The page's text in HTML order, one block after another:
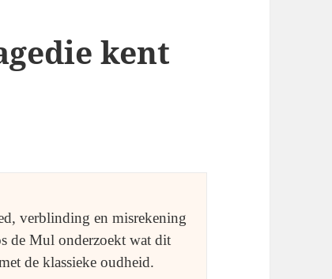
kent
verblinding en misrekening
de Mul onderzoekt wat dit
de klassieke oudheid.